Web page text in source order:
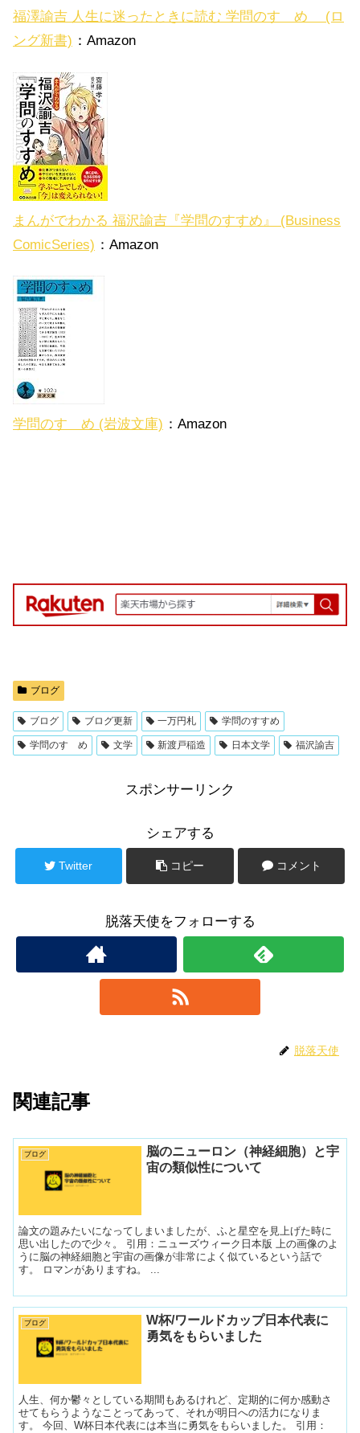
福澤諭吉 人生に迷ったときに読む 学問のすゝめ (ロ
ング新書) ：Amazon
まんがでわかる 福沢諭吉『学問のすすめ』 (Business
ComicSeries) ：Amazon
学問のすゝめ (岩波文庫) ：Amazon
ブログ
ブログ ブログ更新 一万円札 学問のすすめ
学問のすゝめ 文学 新渡戸稲造 日本文学 福沢諭吉
スポンサーリンク
シェアする
Twitter コピー コメント
脱落天使をフォローする
脱落天使
関連記事
ブログ
脳のニューロン（神経細胞）と宇
宙の類似性について
論文の題みたいになってしまいましたが、ふと星空を見上げた時に
思い出したので少々。 引用：ニューズウィーク日本版 上の画像のよ
うに脳の神経細胞と宇宙の画像が非常によく似ているという話で
す。 ロマンがありますね。 ...
ブログ
W杯/ワールドカップ日本代表に
勇気をもらいました
人生、何か鬱々としている期間もあるけれど、定期的に何か感動さ
せてもらうようなことってあって、それが明日への活力になりま
す。 今回、W杯日本代表には本当に勇気をもらいました。 引用：